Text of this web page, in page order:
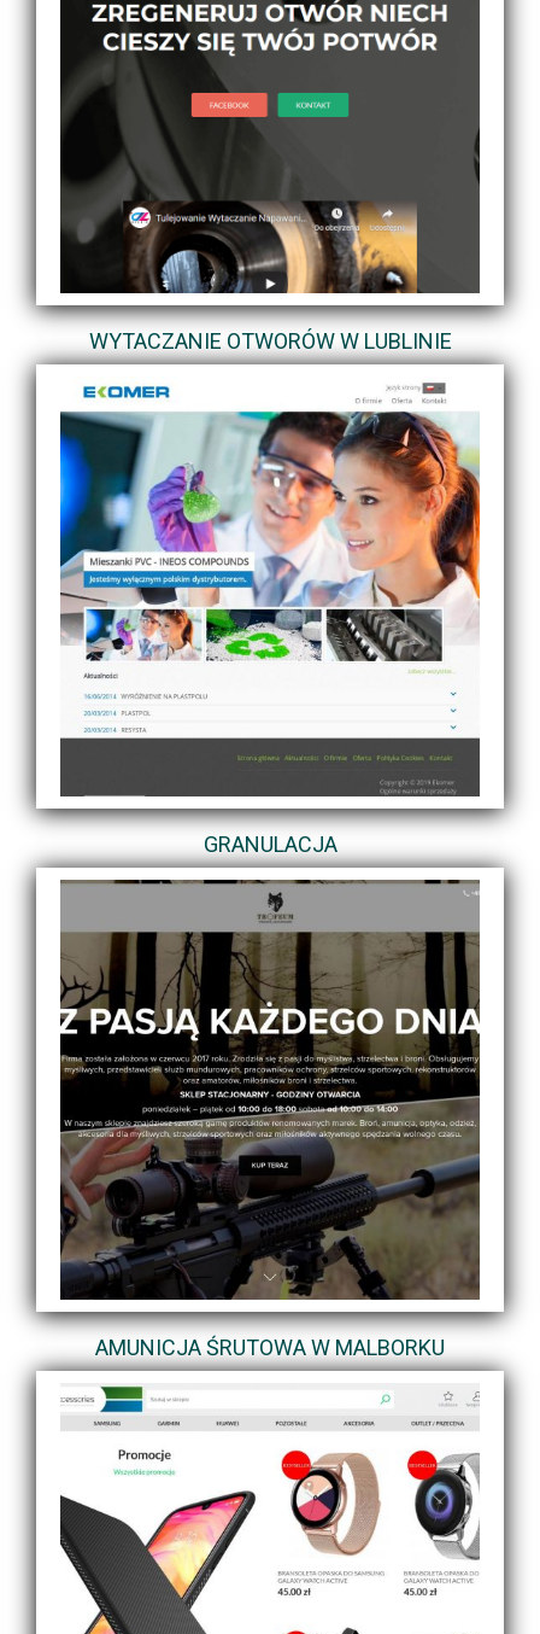
WYTACZANIE OTWORÓW W LUBLINIE
GRANULACJA
AMUNICJA ŚRUTOWA W MALBORKU